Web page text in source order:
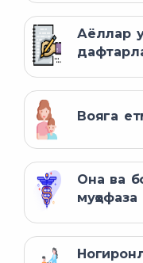
Аёллар
Вояга
Она ва